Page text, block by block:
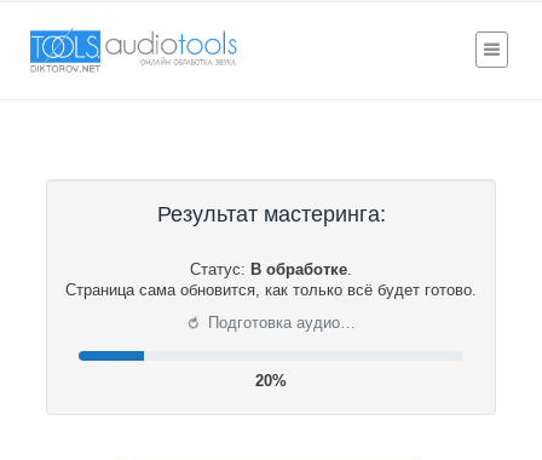
Результат мастеринга:
Статус: В обработке.
Страница сама обновится, как только всё будет готово.
⟳ Подготовка аудио…
21%